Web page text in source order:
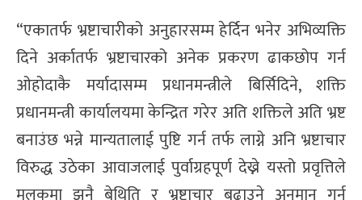
“एकातर्फ भ्रष्टाचारीको अनुहारसम्म हेर्दिन भनेर अभिव्यक्ति
दिने अर्कातर्फ भ्रष्टाचारको अनेक प्रकरण ढाकछोप गर्न
ओहोदाकै मर्यादासम्म प्रधानमन्त्रीले बिर्सिदिने, शक्ति
प्रधानमन्त्री कार्यालयमा केन्द्रित गरेर अति शक्तिले अति भ्रष्ट
बनाउंछ भन्ने मान्यतालाई पुष्टि गर्न तर्फ लाग्ने अनि भ्रष्टाचार
विरुद्ध उठेका आवाजलाई पुर्वाग्रहपूर्ण देख्ने यस्तो प्रवृत्तिले